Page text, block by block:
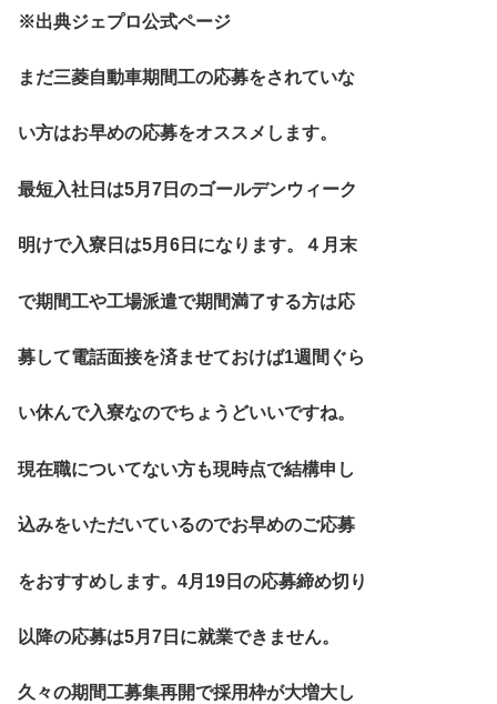
※出典ジェプロ公式ページ
まだ三菱自動車期間工の応募をされていな
い方はお早めの応募をオススメします。
最短入社日は5月7日のゴールデンウィーク
明けで入寮日は5月6日になります。４月末
で期間工や工場派遣で期間満了する方は応
募して電話面接を済ませておけば1週間ぐら
い休んで入寮なのでちょうどいいですね。
現在職についてない方も現時点で結構申し
込みをいただいているのでお早めのご応募
をおすすめします。4月19日の応募締め切り
以降の応募は5月7日に就業できません。
久々の期間工募集再開で採用枠が大増大し